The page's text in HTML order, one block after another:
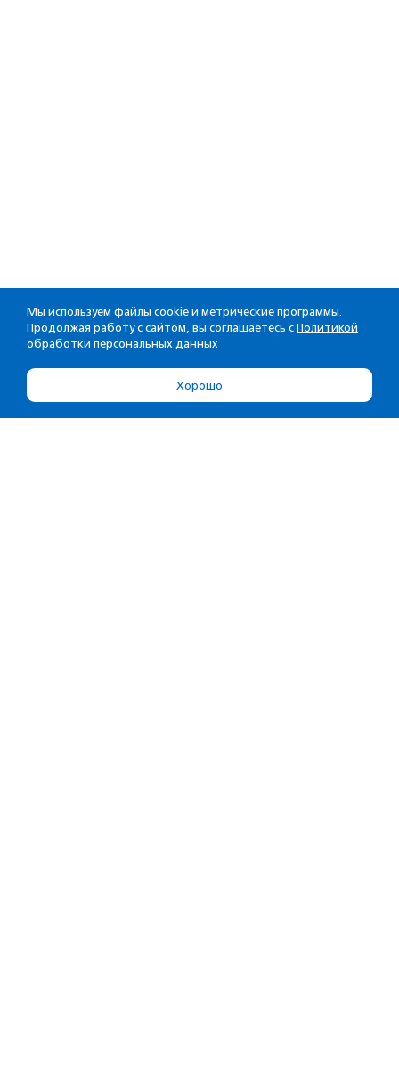
Мы используем файлы cookie и метрические программы.
Продолжая работу с сайтом, вы соглашаетесь с Политикой
обработки персональных данных
Хорошо